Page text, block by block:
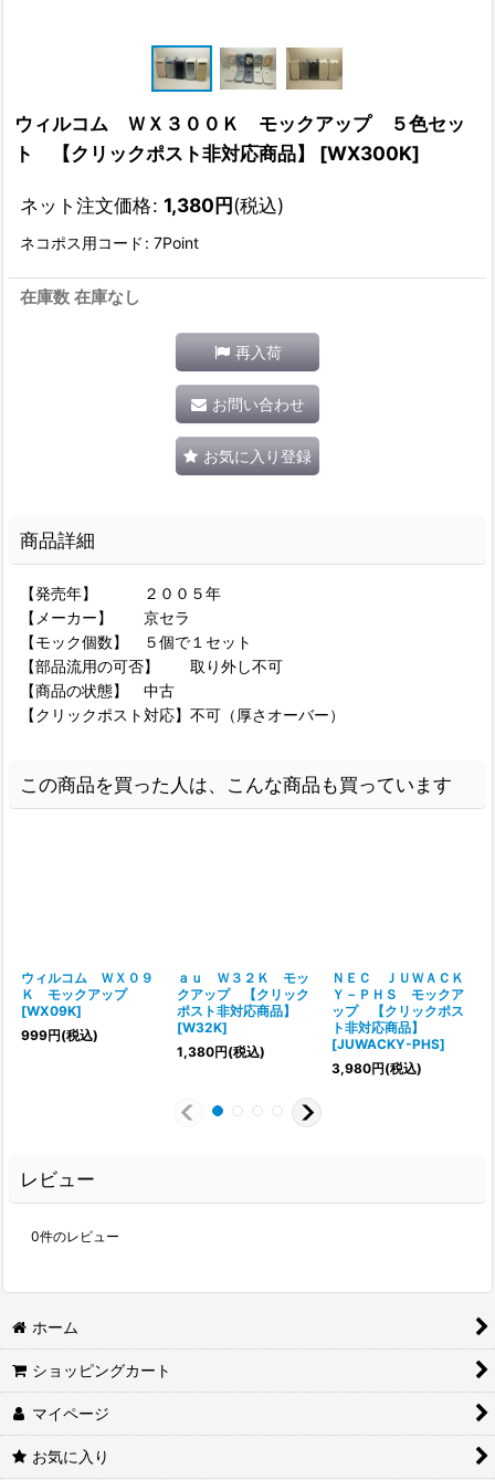
ウィルコム ＷＸ３００Ｋ モックアップ ５色セッ
ト 【クリックポスト非対応商品】
[WX300K]
ネット注文価格: 1,380円(税込)
ネコポス用コード : 7Point
在庫数 在庫なし
再入荷
お問い合わせ
お気に入り登録
商品詳細
【発売年】 ２００５年
【メーカー】 京セラ
【モック個数】 ５個で１セット
【部品流用の可否】 取り外し不可
【商品の状態】 中古
【クリックポスト対応】不可（厚さオーバー）
この商品を買った人は、こんな商品も買っています
ウィルコム ＷＸ０９
Ｋ モックアップ
[WX09K]
999円(税込)
ａｕ Ｗ３２Ｋ モッ
クアップ 【クリック
ポスト非対応商品】
[W32K]
1,380円(税込)
ＮＥＣ ＪＵＷＡＣＫ
Ｙ－ＰＨＳ モックア
ップ 【クリックポス
ト非対応商品】
[JUWACKY-PHS]
3,980円(税込)
レビュー
0件のレビュー
ホーム
ショッピングカート
マイページ
お気に入り